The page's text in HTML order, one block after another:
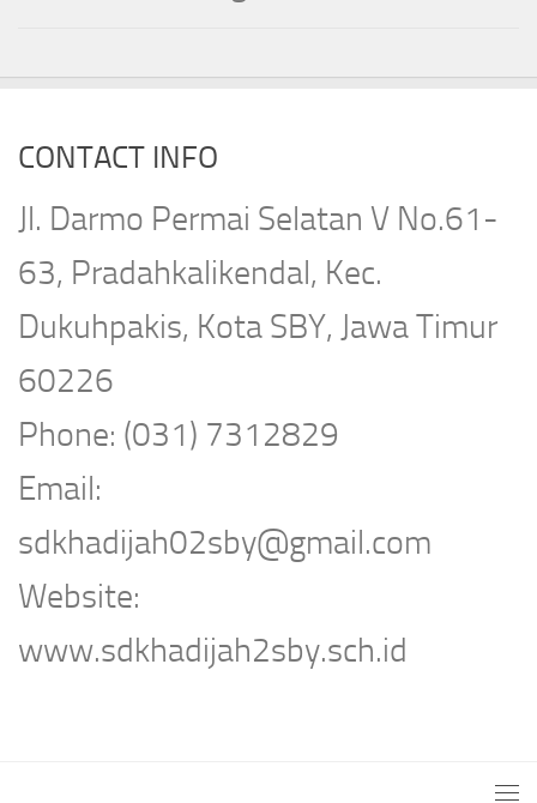
CONTACT INFO
Jl. Darmo Permai Selatan V No.61-
63, Pradahkalikendal, Kec.
Dukuhpakis, Kota SBY, Jawa Timur
60226
Phone: (031) 7312829
Email:
sdkhadijah02sby@gmail.com
Website:
www.sdkhadijah2sby.sch.id